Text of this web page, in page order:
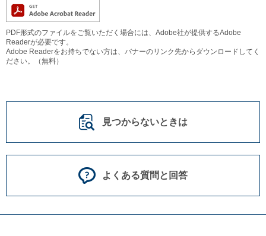
PDF形式のファイルをご覧いただく場合には、Adobe社が提供するAdobe
Readerが必要です。
Adobe Readerをお持ちでない方は、バナーのリンク先からダウンロードしてく
ださい。（無料）
見つからないときは
よくある質問と回答